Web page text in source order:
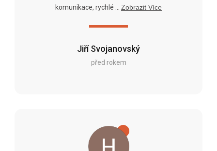
Jiří Svojanovský
před rokem
komunikace, rychlé ...
Zobrazit Více